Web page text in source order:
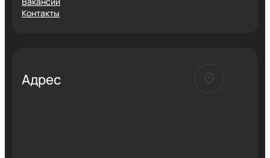
Контакты
Адрес